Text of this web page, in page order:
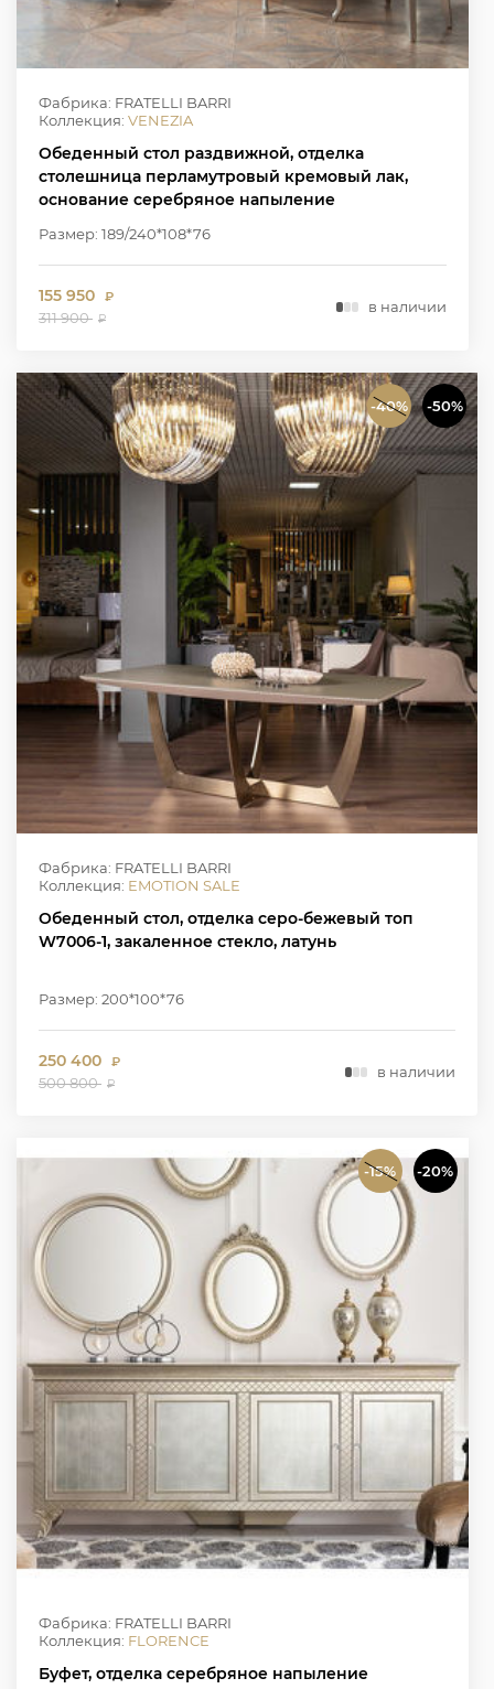
Фабрика: FRATELLI BARRI
Коллекция: VENEZIA
Обеденный стол раздвижной, отделка
столешница перламутровый кремовый лак,
основание серебряное напыление
Размер: 189/240*108*76
155 950 ₽
311 900 ₽
в наличии
-40% -50%
Фабрика: FRATELLI BARRI
Коллекция: EMOTION SALE
Обеденный стол, отделка серо-бежевый топ
W7006-1, закаленное стекло, латунь
Размер: 200*100*76
250 400 ₽
500 800 ₽
в наличии
-15% -20%
Фабрика: FRATELLI BARRI
Коллекция: FLORENCE
Буфет, отделка серебряное напыление